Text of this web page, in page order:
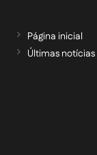
Página inicial
Últimas notícias